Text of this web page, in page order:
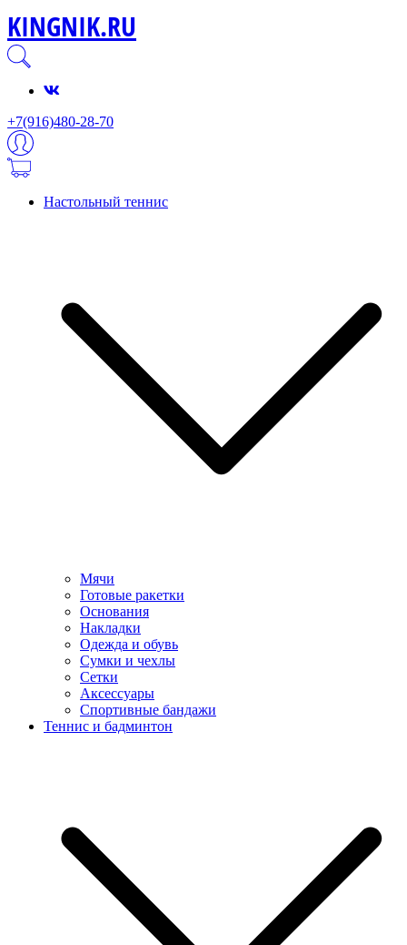
KINGNIK.RU
+7(916)480-28-70
Настольный теннис
Мячи
Готовые ракетки
Основания
Накладки
Одежда и обувь
Сумки и чехлы
Сетки
Аксессуары
Спортивные бандажи
Теннис и бадминтон